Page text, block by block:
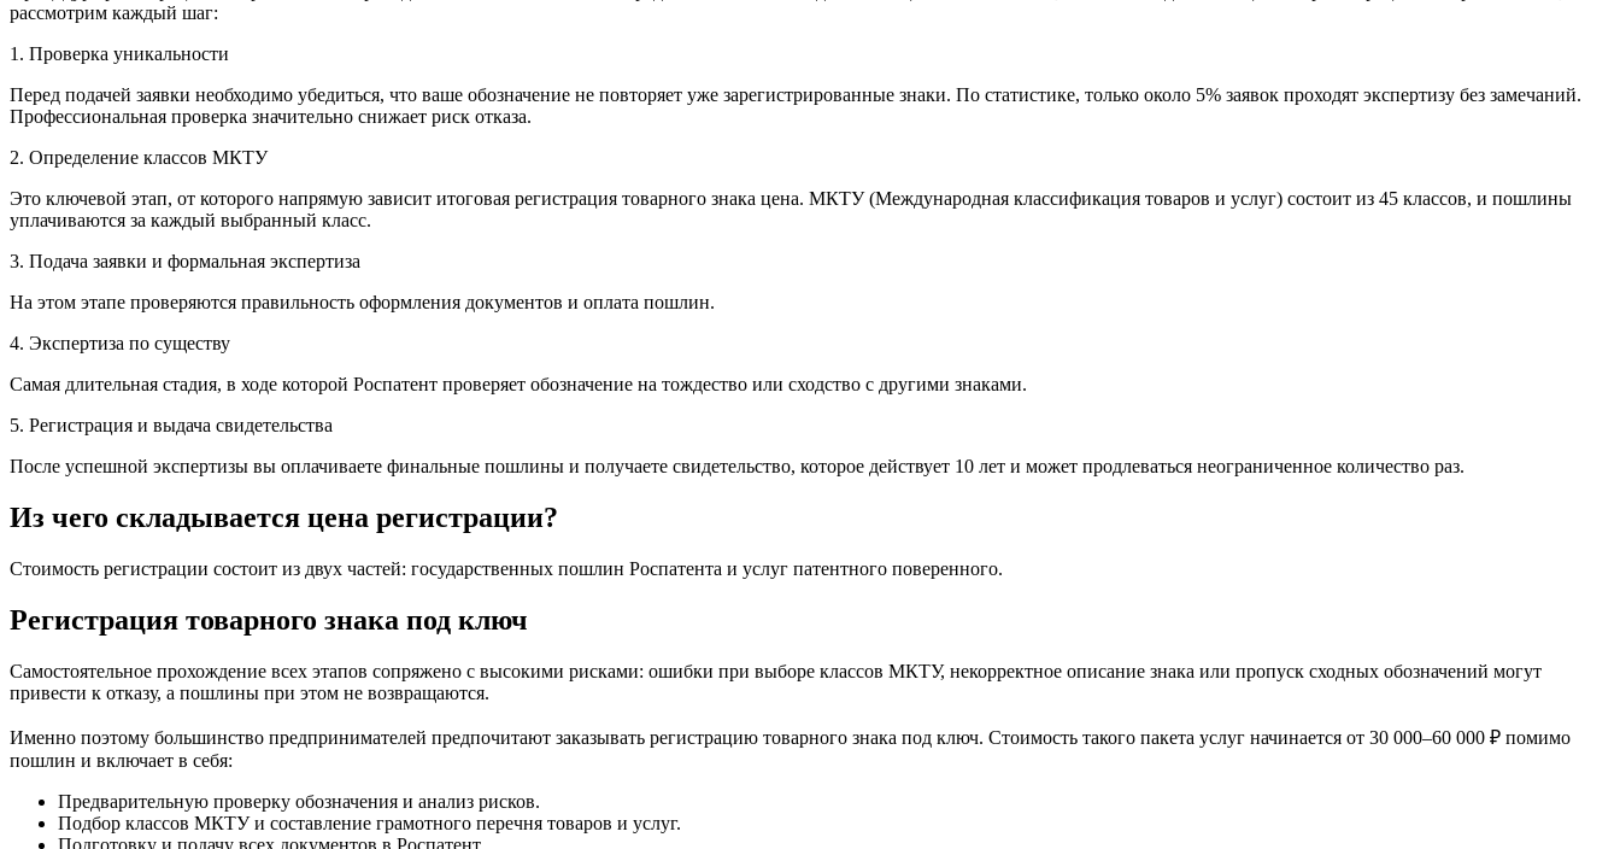
рассмотрим каждый шаг:
1. Проверка уникальности
Перед подачей заявки необходимо убедиться, что ваше обозначение не повторяет уже зарегистрированные знаки. По статистике, только около 5% заявок проходят экспертизу без замечаний.
Профессиональная проверка значительно снижает риск отказа.
2. Определение классов МКТУ
Это ключевой этап, от которого напрямую зависит итоговая регистрация товарного знака цена. МКТУ (Международная классификация товаров и услуг) состоит из 45 классов, и пошлины
уплачиваются за каждый выбранный класс.
3. Подача заявки и формальная экспертиза
На этом этапе проверяются правильность оформления документов и оплата пошлин.
4. Экспертиза по существу
Самая длительная стадия, в ходе которой Роспатент проверяет обозначение на тождество или сходство с другими знаками.
5. Регистрация и выдача свидетельства
После успешной экспертизы вы оплачиваете финальные пошлины и получаете свидетельство, которое действует 10 лет и может продлеваться неограниченное количество раз.
Из чего складывается цена регистрации?
Стоимость регистрации состоит из двух частей: государственных пошлин Роспатента и услуг патентного поверенного.
Регистрация товарного знака под ключ
Самостоятельное прохождение всех этапов сопряжено с высокими рисками: ошибки при выборе классов МКТУ, некорректное описание знака или пропуск сходных обозначений могут
привести к отказу, а пошлины при этом не возвращаются.
Именно поэтому большинство предпринимателей предпочитают заказывать регистрацию товарного знака под ключ. Стоимость такого пакета услуг начинается от 30 000–60 000 ₽ помимо
пошлин и включает в себя:
Предварительную проверку обозначения и анализ рисков.
Подбор классов МКТУ и составление грамотного перечня товаров и услуг.
Подготовку и подачу всех документов в Роспатент.